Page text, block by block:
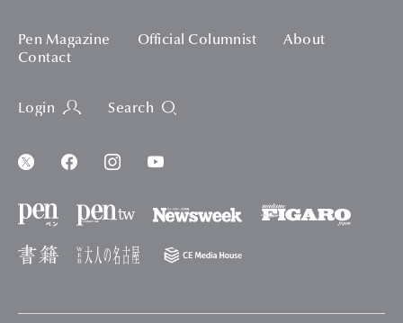
Pen Magazine Official Columnist
About
Contact
Login Search